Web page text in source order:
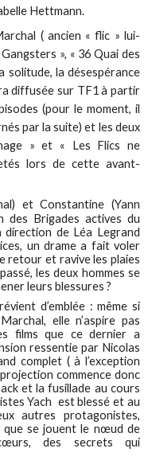
Hettmann.
( ancien « flic » lui-
», « 36 Quai des
solitude, la désespérance
diffusée sur TF1 à partir
(pour le moment, il
par la suite) et les deux
» et « Les Flics ne
lors de cette avant-
et Constantine (Yann
des Brigades actives du
direction de Léa Legrand
un drame a fait voler
retour et ravive les plaies
les deux hommes se
leurs blessures ?
d’emblée : même si
elle n’aspire pas
films que ce dernier a
ressentie par Nicolas
complet ( à l’exception
commence donc
et la fusillade au cours
Yach est blessé et au
autres protagonistes,
que se jouent le nœud de
des secrets qui